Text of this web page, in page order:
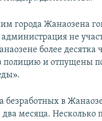
города Жанаозена
администрация не
более десятка
полицию и отпущены
безработных в
месяца. Несколько